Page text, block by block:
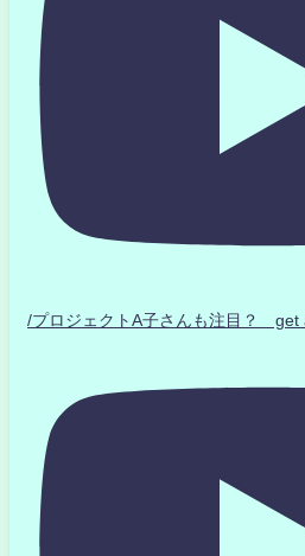
/プロジェクトA子さんも注目？ get